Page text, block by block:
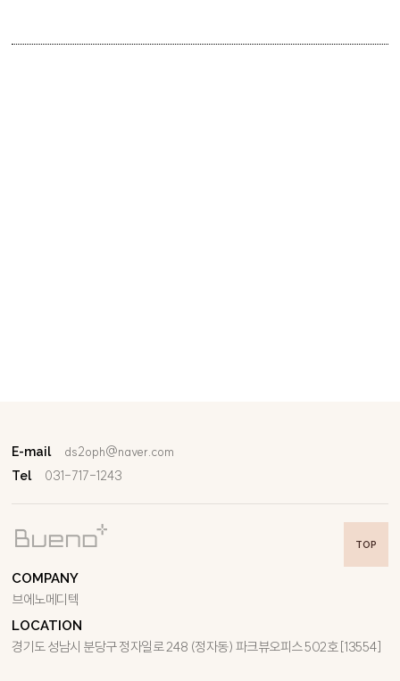
E-mail ds2oph@naver.com
Tel 031-717-1243
COMPANY
브에노메디텍
LOCATION
경기도 성남시 분당구 정자일로 248 (정자동) 파크뷰오피스 502호 [13554]
TOP